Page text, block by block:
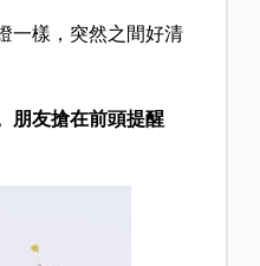
一樣，突然之間好清
朋友搶在前頭提醒